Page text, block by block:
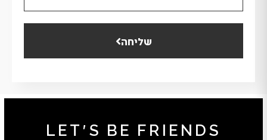
שליחה
LET'S BE FRIENDS